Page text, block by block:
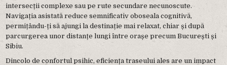
intersecții complexe sau pe rute secundare necunoscute.
Navigația asistată reduce semnificativ oboseala cognitivă,
permițându-ți să ajungi la destinație mai relaxat, chiar și după
parcurgerea unor distanțe lungi între orașe precum București și
Sibiu.
Dincolo de confortul psihic, eficiența traseului ales are un impact